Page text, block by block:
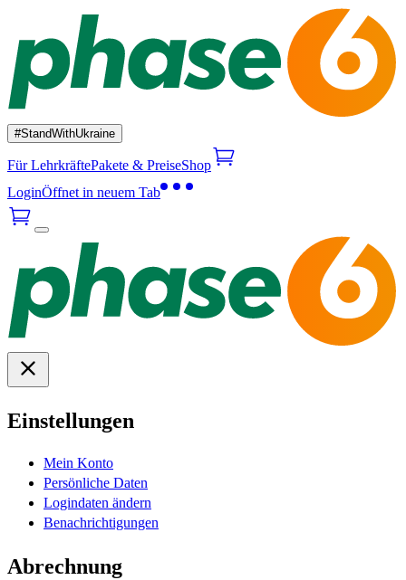
#StandWithUkraine
Für LehrkräftePakete & PreiseShop
LoginÖffnet in neuem Tab
Einstellungen
Mein Konto
Persönliche Daten
Logindaten ändern
Benachrichtigungen
Abrechnung